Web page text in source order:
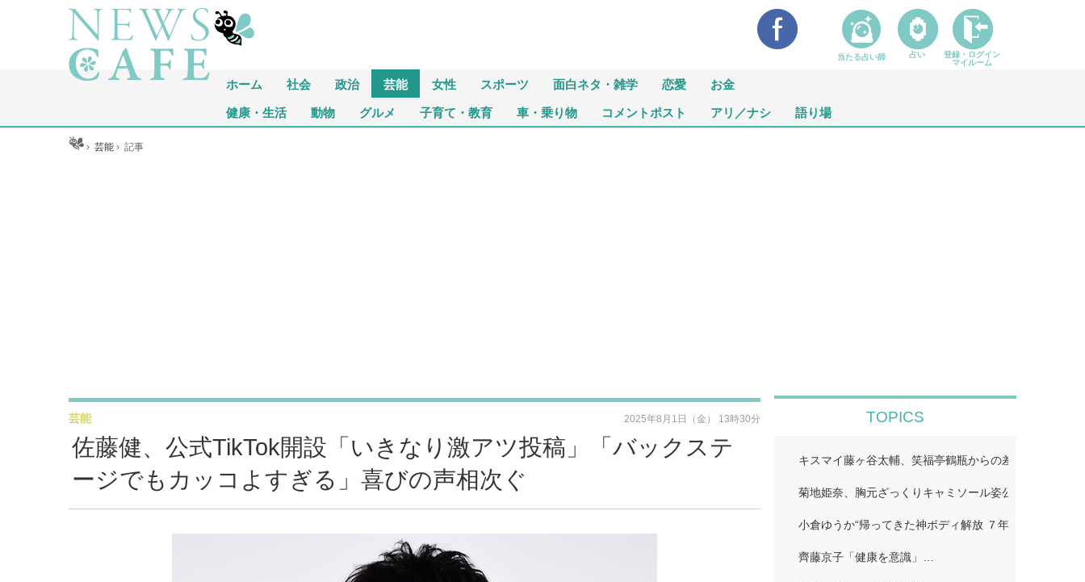
ホーム 社会 政治 芸能 女性 スポーツ 面白ネタ・雑学 恋愛 お金
健康・生活 動物 グルメ 子育て・教育 車・乗り物 コメントポスト アリ／ナシ 語り場
ホーム ›芸能 ›記事
佐藤健、公式TikTok開設「いきなり激アツ投稿」「バックステ
ージでもカッコよすぎる」喜びの声相次ぐ
芸能 2025年8月1日（金） 13時30分 TOPICS
キスマイ藤ヶ谷太輔、笑福亭鶴瓶からの差し入れ公開
菊地姫奈、胸元ざっくりキャミソール姿公開「スタイ
小倉ゆうか“帰ってきた神ボディ解放 ７年ぶり「
齊藤京子「健康を意識」…
当たる占い師 占い
登録・ログイン
マイルーム